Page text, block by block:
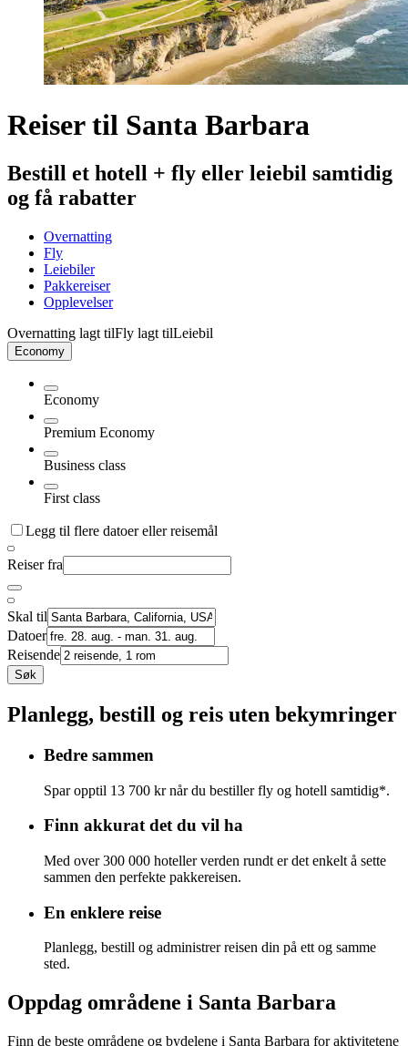
Reiser til Santa Barbara
Bestill et hotell + fly eller leiebil samtidig
og få rabatter
Overnatting
Fly
Leiebiler
Pakkereiser
Opplevelser
Overnatting lagt tilFly lagt tilLeiebil
Economy
Economy
Premium Economy
Business class
First class
Legg til flere datoer eller reisemål
Reiser fra
Skal til
Datoer
Reisende
Søk
Planlegg, bestill og reis uten bekymringer
Bedre sammen
Spar opptil 13 700 kr når du bestiller fly og hotell samtidig*.
Finn akkurat det du vil ha
Med over 300 000 hoteller verden rundt er det enkelt å sette
sammen den perfekte pakkereisen.
En enklere reise
Planlegg, bestill og administrer reisen din på ett og samme
sted.
Oppdag områdene i Santa Barbara
Finn de beste områdene og bydelene i Santa Barbara for aktivitetene